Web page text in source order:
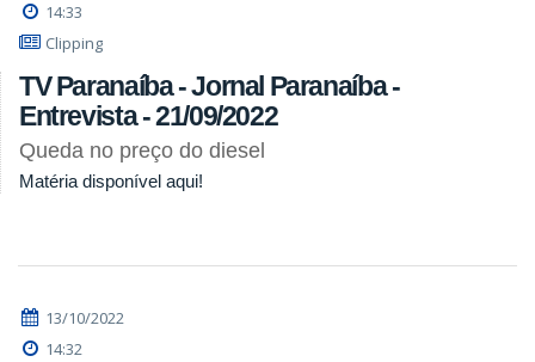
14:33
Clipping
TV Paranaíba - Jornal Paranaíba -
Entrevista - 21/09/2022
Queda no preço do diesel
Matéria disponível aqui!
13/10/2022
14:32